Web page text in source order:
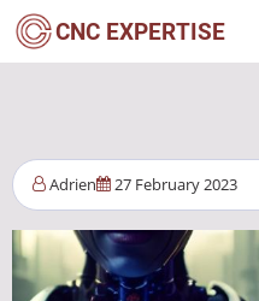
Aller
au
CNC EXPERTISE
Adrien 27 February 2023